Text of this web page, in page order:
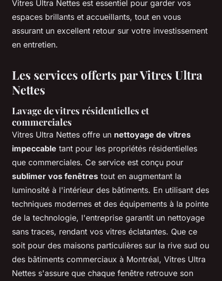
Vitres Ultra Nettes est essentiel pour garder vos
espaces brillants et accueillants, tout en vous
assurant un excellent retour sur votre investissement
en entretien.
Les services offerts par Vitres Ultra
Nettes
Lavage de vitres résidentielles et
commerciales
Vitres Ultra Nettes offre un nettoyage de vitres
impeccable tant pour les propriétés résidentielles
que commerciales. Ce service est conçu pour
sublimer vos fenêtres tout en augmentant la
luminosité à l'intérieur des bâtiments. En utilisant des
techniques modernes et des équipements à la pointe
de la technologie, l'entreprise garantit un nettoyage
sans traces, rendant vos vitres éclatantes. Que ce
soit pour des maisons particulières sur la rive sud ou
des bâtiments commerciaux à Montréal, Vitres Ultra
Nettes s'assure que chaque fenêtre retrouve son